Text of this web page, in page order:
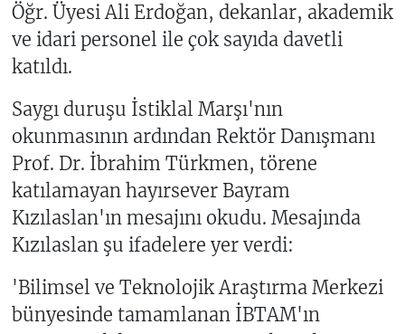
Öğr. Üyesi Ali Erdoğan, dekanlar, akademik
ve idari personel ile çok sayıda davetli
katıldı.
Saygı duruşu İstiklal Marşı'nın
okunmasının ardından Rektör Danışmanı
Prof. Dr. İbrahim Türkmen, törene
katılamayan hayırsever Bayram
Kızılaslan'ın mesajını okudu. Mesajında
Kızılaslan şu ifadelere yer verdi:
'Bilimsel ve Teknolojik Araştırma Merkezi
bünyesinde tamamlanan İBTAM'ın